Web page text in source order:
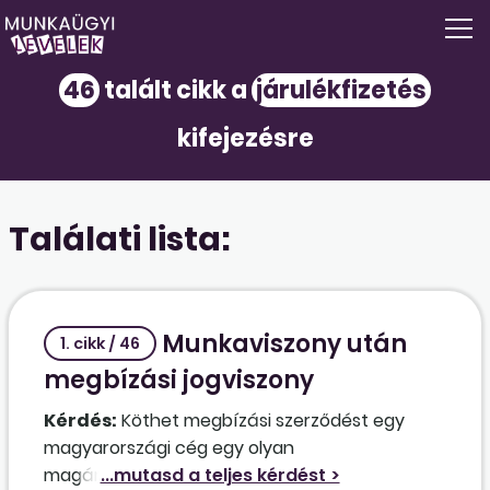
46 talált cikk a járulékfizetés
kifejezésre
Találati lista:
1. cikk / 46
Munkaviszony után
megbízási jogviszony
Kérdés: Köthet megbízási szerződést egy
magyarországi cég egy olyan
magánszeméllyel, aki korábban a cég